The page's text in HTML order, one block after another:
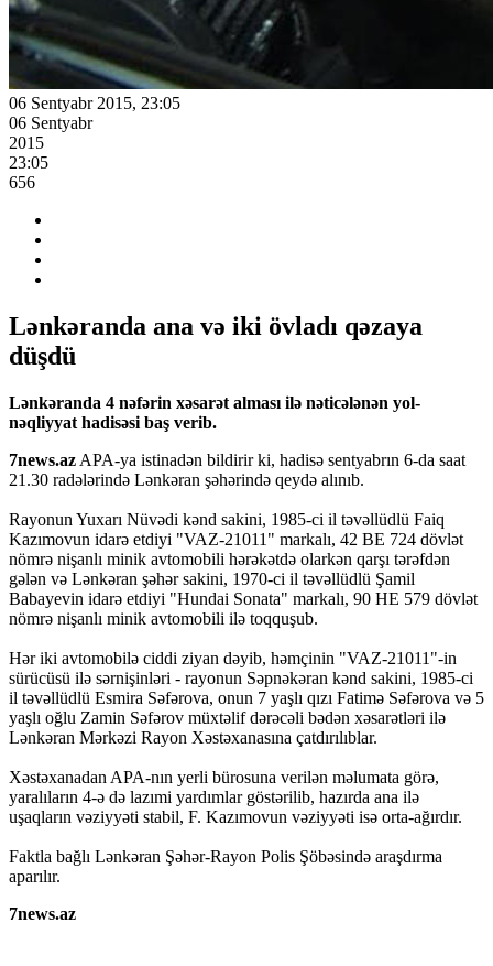
06 Sentyabr 2015, 23:05
06 Sentyabr
2015
23:05
656
Lənkəranda ana və iki övladı qəzaya
düşdü
Lənkəranda 4 nəfərin xəsarət alması ilə nəticələnən yol-
nəqliyyat hadisəsi baş verib.
7news.az APA-ya istinadən bildirir ki, hadisə sentyabrın 6-da saat
21.30 radələrində Lənkəran şəhərində qeydə alınıb.
Rayonun Yuxarı Nüvədi kənd sakini, 1985-ci il təvəllüdlü Faiq
Kazımovun idarə etdiyi "VAZ-21011" markalı, 42 BE 724 dövlət
nömrə nişanlı minik avtomobili hərəkətdə olarkən qarşı tərəfdən
gələn və Lənkəran şəhər sakini, 1970-ci il təvəllüdlü Şamil
Babayevin idarə etdiyi "Hundai Sonata" markalı, 90 HE 579 dövlət
nömrə nişanlı minik avtomobili ilə toqquşub.
Hər iki avtomobilə ciddi ziyan dəyib, həmçinin "VAZ-21011"-in
sürücüsü ilə sərnişinləri - rayonun Səpnəkəran kənd sakini, 1985-ci
il təvəllüdlü Esmira Səfərova, onun 7 yaşlı qızı Fatimə Səfərova və 5
yaşlı oğlu Zamin Səfərov müxtəlif dərəcəli bədən xəsarətləri ilə
Lənkəran Mərkəzi Rayon Xəstəxanasına çatdırılıblar.
Xəstəxanadan APA-nın yerli bürosuna verilən məlumata görə,
yaralıların 4-ə də lazımi yardımlar göstərilib, hazırda ana ilə
uşaqların vəziyyəti stabil, F. Kazımovun vəziyyəti isə orta-ağırdır.
Faktla bağlı Lənkəran Şəhər-Rayon Polis Şöbəsində araşdırma
aparılır.
7news.az